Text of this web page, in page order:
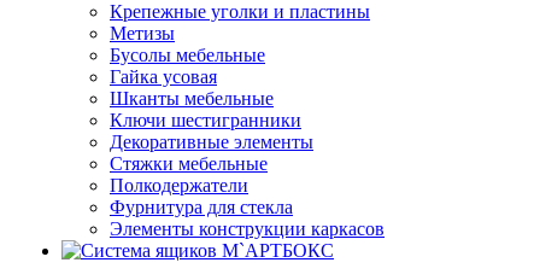
Крепежные уголки и пластины
Метизы
Бусолы мебельные
Гайка усовая
Шканты мебельные
Ключи шестигранники
Декоративные элементы
Стяжки мебельные
Полкодержатели
Фурнитура для стекла
Элементы конструкции каркасов